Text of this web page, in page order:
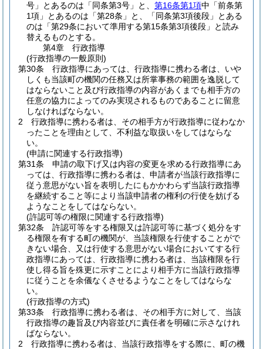
号」とあるのは「同条第3号」と、 第16条第1項中「前条第
1項」とあるのは「第28条」と、「同条第3項後段」とある
のは「第29条において準用する第15条第3項後段」と読み
替えるものとする。
第4章
行政指導
(行政指導の一般原則)
第30条
行政指導にあっては、行政指導に携わる者は、いや
しくも当該町の機関の任務又は所掌事務の範囲を逸脱して
はならないこと及び行政指導の内容があくまでも相手方の
任意の協力によってのみ実現されるものであることに留意
しなければならない。
2
行政指導に携わる者は、その相手方が行政指導に従わなか
ったことを理由として、不利益な取扱いをしてはならな
い。
(申請に関連する行政指導)
第31条
申請の取下げ又は内容の変更を求める行政指導にあ
っては、行政指導に携わる者は、申請者が当該行政指導に
従う意思がない旨を表明したにもかかわらず当該行政指導
を継続すること等により当該申請者の権利の行使を妨げる
ようなことをしてはならない。
(許認可等の権限に関連する行政指導)
第32条
許認可等をする権限又は許認可等に基づく処分をす
る権限を有する町の機関が、当該権限を行使することがで
きない場合、又は行使する意思がない場合においてする行
政指導にあっては、行政指導に携わる者は、当該権限を行
使し得る旨を殊更に示すことにより相手方に当該行政指導
に従うことを余儀なくさせるようなことをしてはならな
い。
(行政指導の方式)
第33条
行政指導に携わる者は、その相手方に対して、当該
行政指導の趣旨及び内容並びに責任者を明確に示さなけれ
ばならない。
2
行政指導に携わる者は、当該行政指導をする際に、町の機